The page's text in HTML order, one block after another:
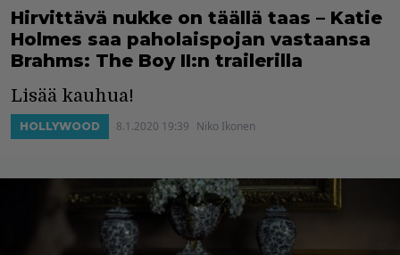
Hirvittävä nukke on täällä taas – Katie
Holmes saa paholaispojan vastaansa
Brahms: The Boy II:n trailerilla
Lisää kauhua!
HOLLYWOOD 8.1.2020 19:39 Niko Ikonen